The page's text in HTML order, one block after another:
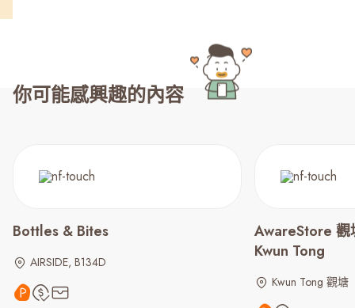
你可能感興趣的內容
Bottles & Bites
AIRSIDE, B134D
AwareStore
Kwun Tong
Kwun Tong 觀塘